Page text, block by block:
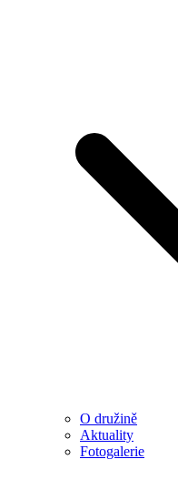
O družině
Aktuality
Fotogalerie